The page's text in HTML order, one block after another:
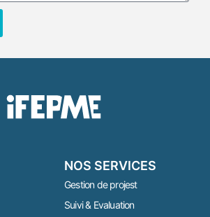
NOS SERVICES
Gestion de projest
Suivi & Evaluation